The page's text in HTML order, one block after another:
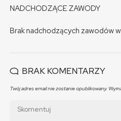
NADCHODZĄCE ZAWODY
Brak nadchodzących zawodów
BRAK KOMENTARZY
Twój adres email nie zostanie opublikowany.